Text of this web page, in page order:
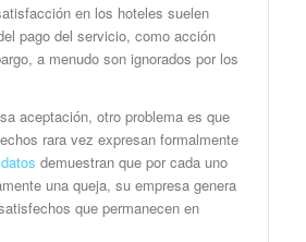
en los hoteles suelen
pago del servicio, como acción
a menudo son ignorados por los
aceptación, otro problema es que
rara vez expresan formalmente
demuestran que por cada uno
una queja, su empresa genera
que permanecen en